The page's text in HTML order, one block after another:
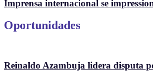
Imprensa internacional se
Oportunidades
Reinaldo Azambuja lidera disputa